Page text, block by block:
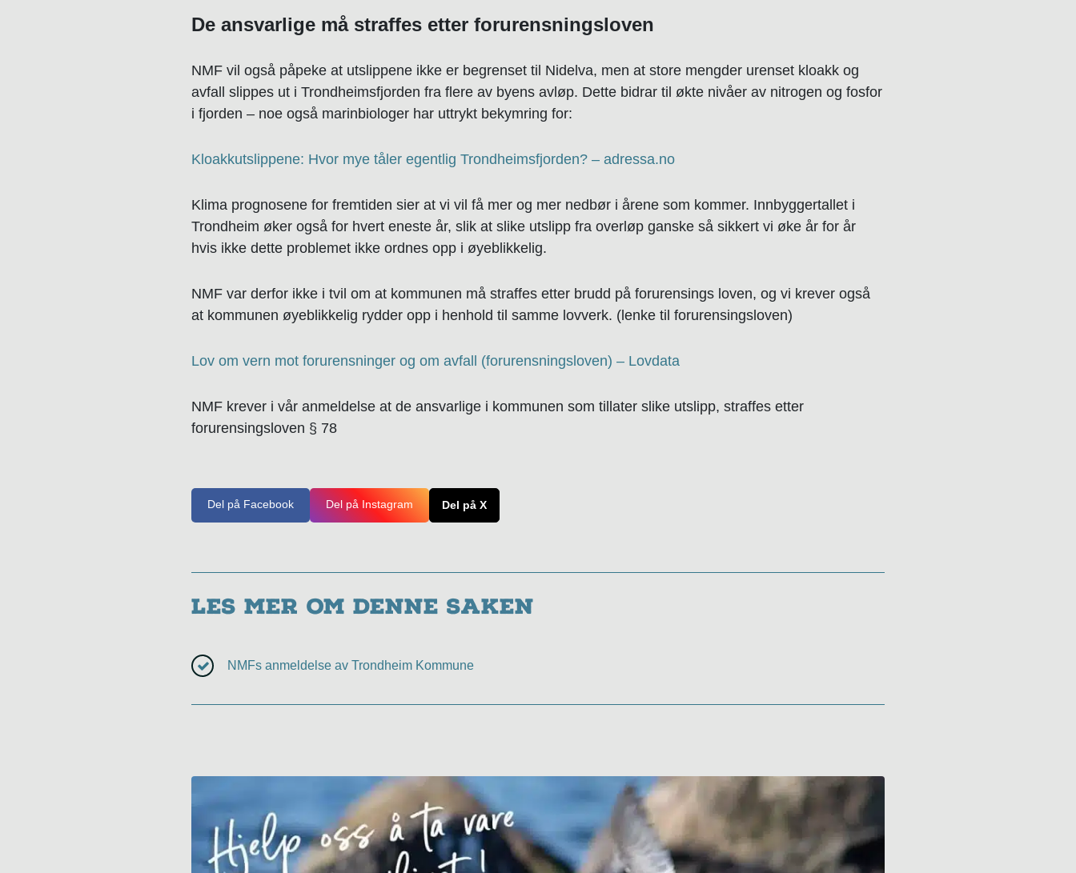
De ansvarlige må straffes etter forurensningsloven
NMF vil også påpeke at utslippene ikke er begrenset til Nidelva, men at store mengder urenset kloakk og
avfall slippes ut i Trondheimsfjorden fra flere av byens avløp. Dette bidrar til økte nivåer av nitrogen og fosfor
i fjorden – noe også marinbiologer har uttrykt bekymring for:
Kloakkutslippene: Hvor mye tåler egentlig Trondheimsfjorden? – adressa.no
Klima prognosene for fremtiden sier at vi vil få mer og mer nedbør i årene som kommer. Innbyggertallet i
Trondheim øker også for hvert eneste år, slik at slike utslipp fra overløp ganske så sikkert vi øke år for år
hvis ikke dette problemet ikke ordnes opp i øyeblikkelig.
NMF var derfor ikke i tvil om at kommunen må straffes etter brudd på forurensings loven, og vi krever også
at kommunen øyeblikkelig rydder opp i henhold til samme lovverk. (lenke til forurensingsloven)
Lov om vern mot forurensninger og om avfall (forurensningsloven) – Lovdata
NMF krever i vår anmeldelse at de ansvarlige i kommunen som tillater slike utslipp, straffes etter
forurensingsloven § 78
Del på Facebook Del på Instagram Del på X
Les mer om denne saken
NMFs anmeldelse av Trondheim Kommune